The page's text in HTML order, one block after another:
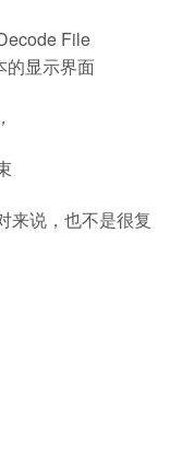
File
的显示界面
来说，也不是很复